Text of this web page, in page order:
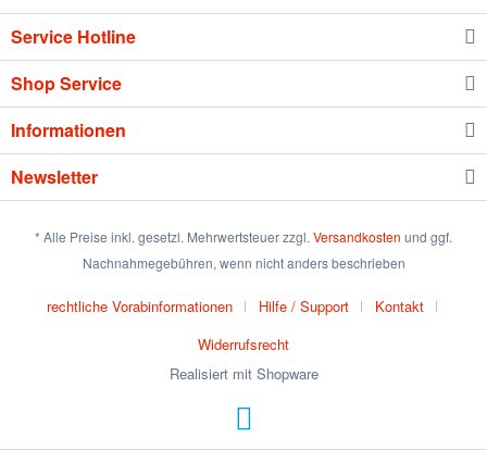
Service Hotline
Shop Service
Informationen
Newsletter
* Alle Preise inkl. gesetzl. Mehrwertsteuer zzgl. Versandkosten und ggf.
Nachnahmegebühren, wenn nicht anders beschrieben
rechtliche Vorabinformationen Hilfe / Support
Kontakt
Widerrufsrecht
Realisiert mit Shopware